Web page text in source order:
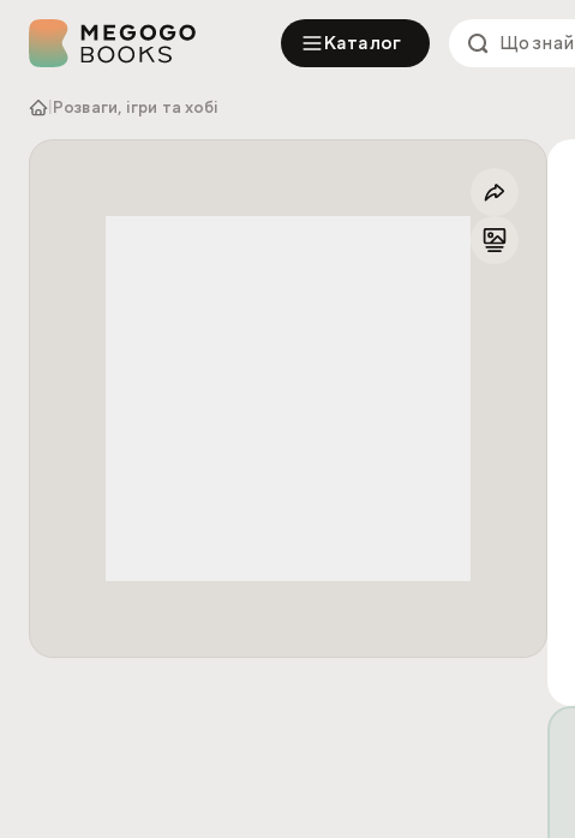
Каталог
Розваги, ігри та хобі